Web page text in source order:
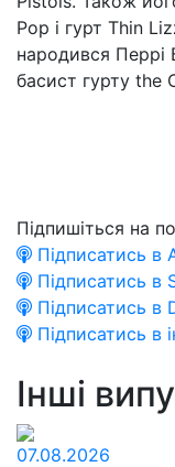
Pop і гурт Thin
народився Перрі
басист гурту the
Підпишіться на
Підписатись в
Підписатись в
Підписатись в
Підписатись в
Інші
07.08.2026